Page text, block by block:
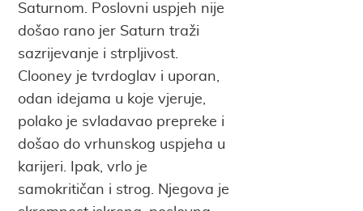
Saturnom. Poslovni uspjeh nije
došao rano jer Saturn traži
sazrijevanje i strpljivost.
Clooney je tvrdoglav i uporan,
odan idejama u koje vjeruje,
polako je svladavao prepreke i
došao do vrhunskog uspjeha u
karijeri. Ipak, vrlo je
samokritičan i strog. Njegova je